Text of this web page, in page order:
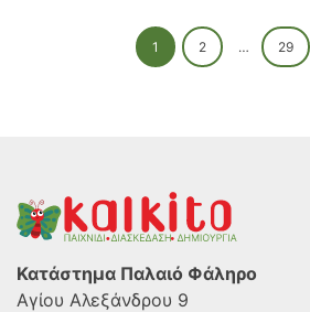
1 2 … 29
Κατάστημα Παλαιό Φάληρο
Αγίου Αλεξάνδρου 9